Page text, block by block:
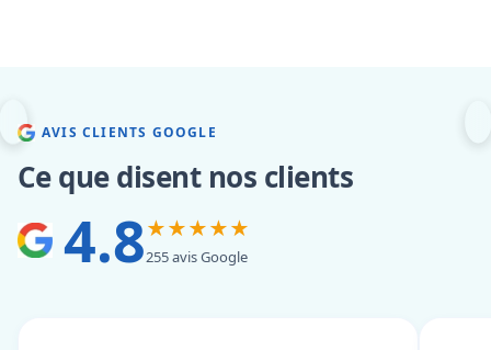
AVIS CLIENTS GOOGLE
Ce que disent nos clients
4.8★★★★★
255 avis Google